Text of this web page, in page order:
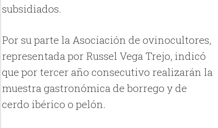
subsidiados.
Por su parte la Asociación de ovinocultores,
representada por Russel Vega Trejo, indicó
que por tercer año consecutivo realizarán la
muestra gastronómica de borrego y de
cerdo ibérico o pelón.